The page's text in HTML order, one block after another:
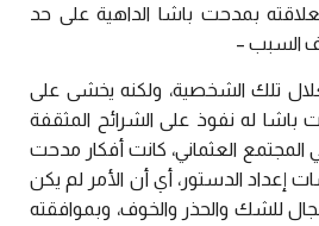
بمدحت باشا الداهية على حد
السبب –
تلك الشخصية، ولكنه يخشى على
له نفوذ على الشرائح المثقفة
المجتمع العثماني، كانت أفكار مدحت
إعداد الدستور، أي أن الأمر لم يكن
للشك والحذر والخوف، وبموافقته